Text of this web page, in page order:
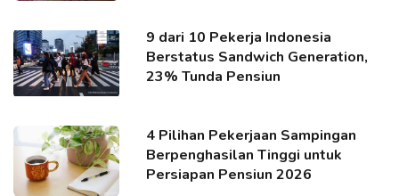
9 dari 10 Pekerja Indonesia
Berstatus Sandwich Generation,
23% Tunda Pensiun
4 Pilihan Pekerjaan Sampingan
Berpenghasilan Tinggi untuk
Persiapan Pensiun 2026